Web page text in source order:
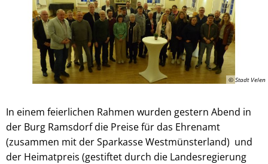
© Stadt Velen
In einem feierlichen Rahmen wurden gestern Abend in
der Burg Ramsdorf die Preise für das Ehrenamt
(zusammen mit der Sparkasse Westmünsterland) und
der Heimatpreis (gestiftet durch die Landesregierung